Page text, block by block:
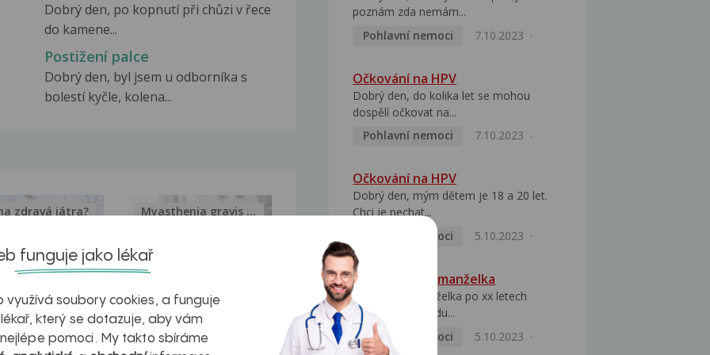
Dobrý den, po kopnutí při chůzi v řece
do kamene...
Postižení palce
Dobrý den, byl jsem u odborníka s
bolestí kyčle, kolena...
zdravá játra?
Inovativní
Myasthenia gravis – vše, co...
poznám zda nemám...
Pohlavní nemoci
7.10.2023
Očkování na HPV
Dobrý den, do kolika let se mohou
dospělí očkovat na...
Pohlavní nemoci
7.10.2023
Očkování na HPV
Dobrý den, mým dětem je 18 a 20 let.
Chci je nechat...
Pohlavní nemoci
5.10.2023
HPV pozitivní manželka
Dobrý den, manželka po xx letech
přivezla z Východu...
Pohlavní nemoci
5.10.2023
funguje jako lékař
využívá soubory cookies, a funguje
který se dotazuje, aby vám
pomoci. My takto sbíráme